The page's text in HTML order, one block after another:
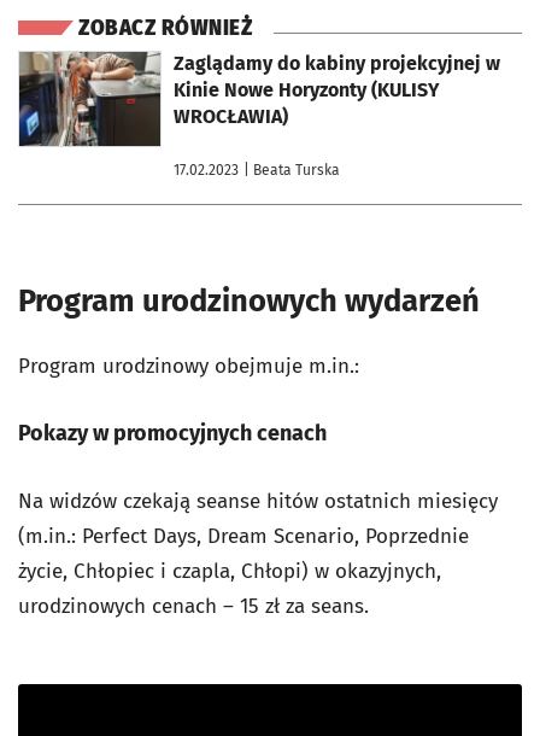
ZOBACZ RÓWNIEŻ
Zaglądamy do kabiny projekcyjnej w
Kinie Nowe Horyzonty (KULISY
WROCŁAWIA)
17.02.2023 | Beata Turska
otworzy się w nowej karcie
Program urodzinowych wydarzeń
Program urodzinowy obejmuje m.in.:
Pokazy w promocyjnych cenach
Na widzów czekają seanse hitów ostatnich miesięcy
(m.in.: Perfect Days, Dream Scenario, Poprzednie
życie, Chłopiec i czapla, Chłopi) w okazyjnych,
urodzinowych cenach – 15 zł za seans.